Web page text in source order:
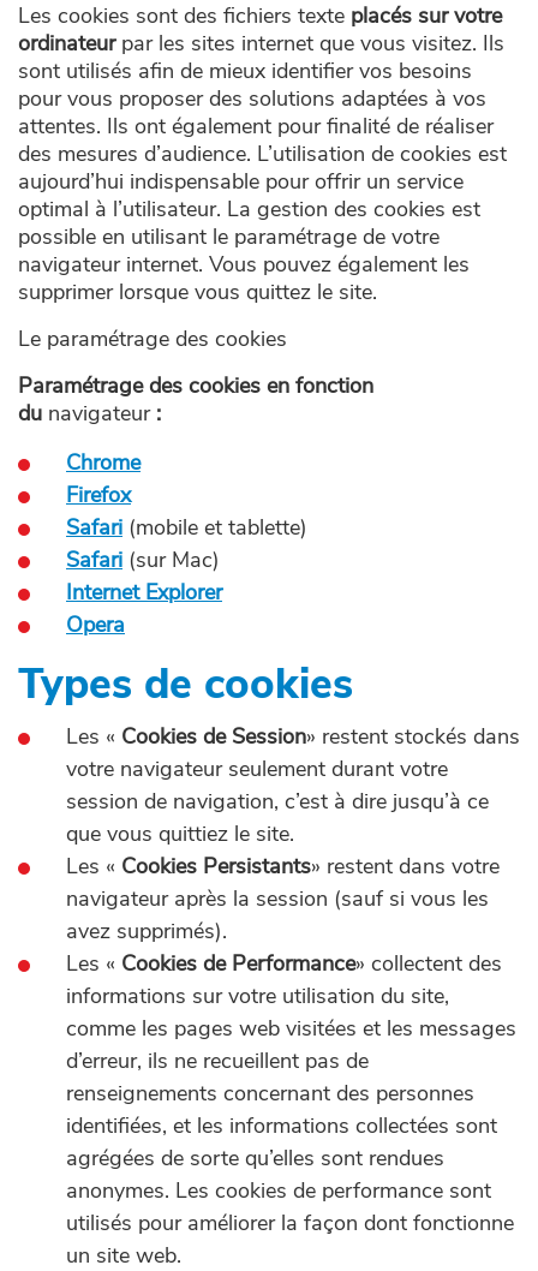
Les cookies sont des fichiers texte placés sur votre
ordinateurpar les sites internet que vous visitez. Ils
sont utilisés afin de mieux identifier vos besoins
pour vous proposer des solutions adaptées à vos
attentes. Ils ont également pour finalité de réaliser
des mesures d’audience. L’utilisation de cookies est
aujourd’hui indispensable pour offrir un service
optimal à l’utilisateur. La gestion des cookies est
possible en utilisant le paramétrage de votre
navigateur internet. Vous pouvez également les
supprimer lorsque vous quittez le site.
Le paramétrage des cookies
Paramétrage des cookies en fonction
du navigateur:
Chrome
Firefox
Safari (mobile et tablette)
Safari (sur Mac)
Internet Explorer
Opera
Types de cookies
Les « Cookies de Session» restent stockés dans
votre navigateur seulement durant votre
session de navigation, c’est à dire jusqu’à ce
que vous quittiez le site.
Les « Cookies Persistants» restent dans votre
navigateur après la session (sauf si vous les
avez supprimés).
Les « Cookies de Performance» collectent des
informations sur votre utilisation du site,
comme les pages web visitées et les messages
d’erreur, ils ne recueillent pas de
renseignements concernant des personnes
identifiées, et les informations collectées sont
agrégées de sorte qu’elles sont rendues
anonymes. Les cookies de performance sont
utilisés pour améliorer la façon dont fonctionne
un site web.